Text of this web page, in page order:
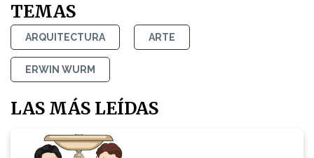
TEMAS
ARQUITECTURA ARTE
ERWIN WURM
LAS MÁS LEÍDAS